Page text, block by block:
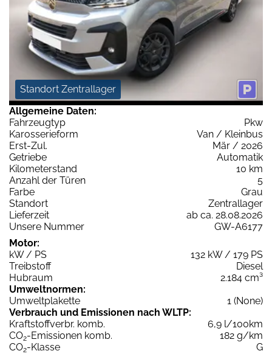
Standort Zentrallager
Allgemeine Daten:
Fahrzeugtyp
Pkw
Karosserieform
Van / Kleinbus
Erst-Zul.
Mär / 2026
Getriebe
Automatik
Kilometerstand
10 km
Anzahl der Türen
5
Farbe
Grau
Standort
Zentrallager
Lieferzeit
ab ca. 28.08.2026
Unsere Nummer
GW-A6177
Motor:
kW / PS
132 kW / 179 PS
Treibstoff
Diesel
Hubraum
2.184 cm³
Umweltnormen:
Umweltplakette
1 (None)
Verbrauch und Emissionen nach WLTP:
Kraftstoffverbr. komb.
6,9 l/100km
CO2-Emissionen komb.
182 g/km
CO2-Klasse
G